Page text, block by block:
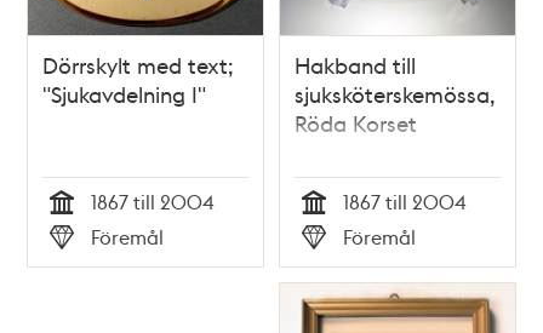
Dörrskylt med text;
"Sjukavdelning I"
Tid
1867 till 2004
Typ
Föremål
Hakband till
sjuksköterskemössa,
Röda Korset
Tid
1867 till 2004
Typ
Föremål